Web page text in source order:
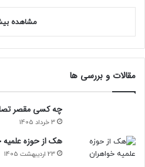
مشاهده
مقالات و بررسی ها
چه کسی مقصر
3 خرداد 1405
هک از حوزه علمیه
23 اردیبهشت 1405